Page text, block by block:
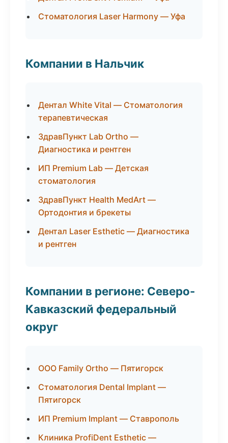
Стоматология Laser Harmony — Уфа
Компании в Нальчик
Дентал White Vital — Стоматология
терапевтическая
ЗдравПункт Lab Ortho —
Диагностика и рентген
ИП Premium Lab — Детская
стоматология
ЗдравПункт Health MedArt —
Ортодонтия и брекеты
Дентал Laser Esthetic — Диагностика
и рентген
Компании в регионе: Северо-
Кавказский федеральный
округ
ООО Family Ortho — Пятигорск
Стоматология Dental Implant —
Пятигорск
ИП Premium Implant — Ставрополь
Клиника ProfiDent Esthetic —